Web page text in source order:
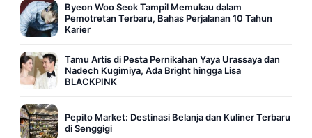
Byeon Woo Seok Tampil Memukau dalam
Pemotretan Terbaru, Bahas Perjalanan 10 Tahun
Karier
Tamu Artis di Pesta Pernikahan Yaya Urassaya dan
Nadech Kugimiya, Ada Bright hingga Lisa
BLACKPINK
Pepito Market: Destinasi Belanja dan Kuliner Terbaru
di Senggigi